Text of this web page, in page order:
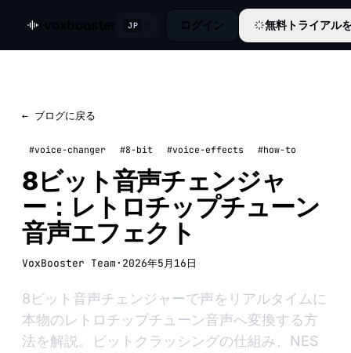
JP ログイン 無料トライアル
← ブログに戻る
#voice-changer #8-bit #voice-effects #how-to
8ビット音声チェンジャ
ー：レトロチップチューン
音声エフェクト
VoxBooster Team · 2026年5月16日
8ビット音声チェンジャーで声をリアルタイムに
本物のレトロチップチューン音声へ変換する方
法を解説。ビットクラッシングの仕組み、NES